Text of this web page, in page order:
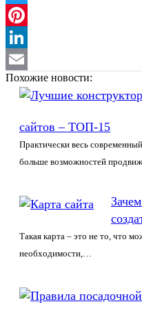
Twitter
Pinterest
LinkedIn
Email
Похожие новости:
сайтов – ТОП-15
Практически весь
больше возможностей
Такая карта – это не то, что
необходимости,…